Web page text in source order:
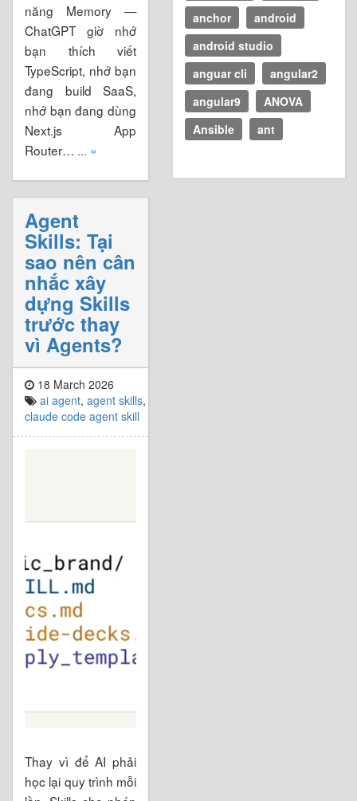
năng Memory —
ChatGPT giờ nhớ
bạn thích viết
TypeScript, nhớ bạn
đang build SaaS,
nhớ bạn đang dùng
Next.js App
Router… ... »
Agent
Skills: Tại
sao nên cân
nhắc xây
dựng Skills
trước thay
vì Agents?
18 March 2026
ai agent, agent skills,
claude code agent skill
Thay vì để AI phải
học lại quy trình mỗi
anchor
android
android studio
anguar cli
angular2
angular9
ANOVA
Ansible
ant